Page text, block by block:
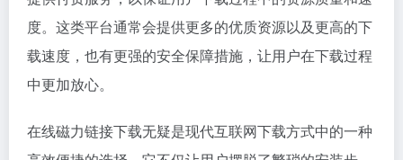
度。这类平台通常会提供更多的优质资源以及更高的下
载速度，也有更强的安全保障措施，让用户在下载过程
中更加放心。
在线磁力链接下载无疑是现代互联网下载方式中的一种